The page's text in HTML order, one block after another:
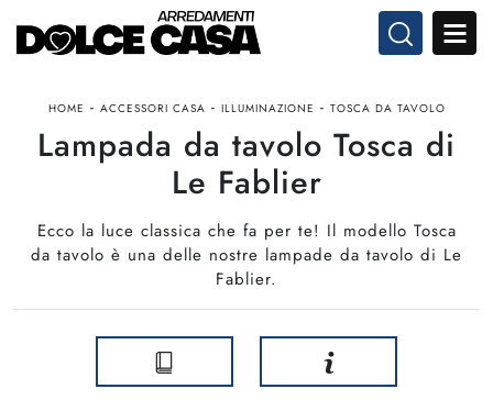
HOME - ACCESSORI CASA - ILLUMINAZIONE - TOSCA DA TAVOLO
Lampada da tavolo Tosca di
Le Fablier
Ecco la luce classica che fa per te! Il modello Tosca
da tavolo è una delle nostre lampade da tavolo di Le
Fablier.